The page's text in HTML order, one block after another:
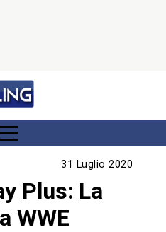
31 Luglio 2020
Plus: La
WWE